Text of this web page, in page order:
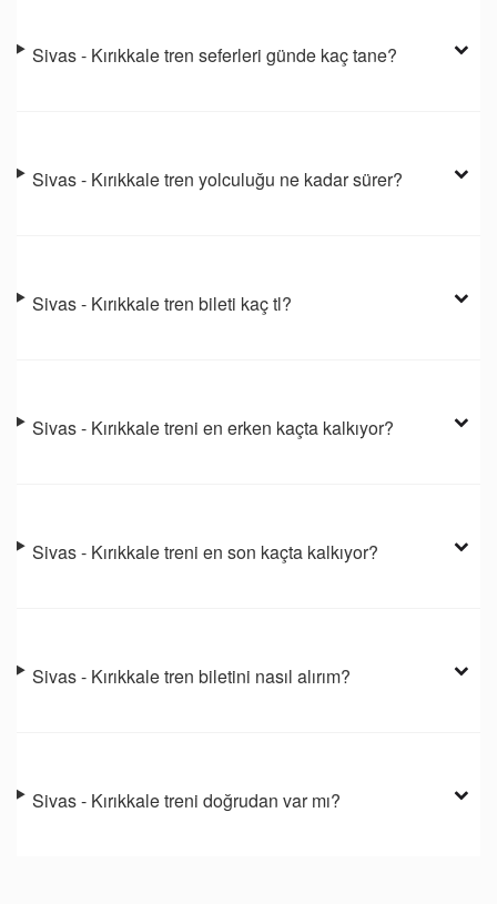
Sivas - Kırıkkale tren seferleri günde kaç tane?
Sivas - Kırıkkale tren yolculuğu ne kadar sürer?
Sivas - Kırıkkale tren bileti kaç tl?
Sivas - Kırıkkale treni en erken kaçta kalkıyor?
Sivas - Kırıkkale treni en son kaçta kalkıyor?
Sivas - Kırıkkale tren biletini nasıl alırım?
Sivas - Kırıkkale treni doğrudan var mı?